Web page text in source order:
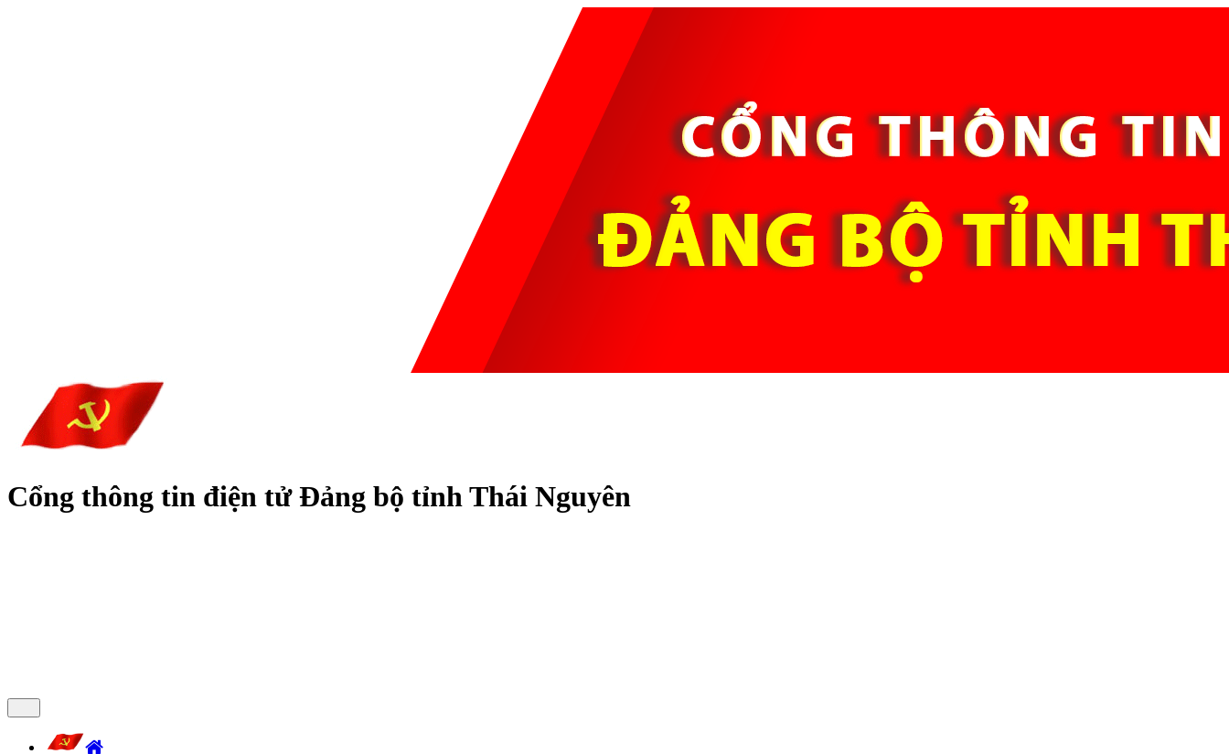
Cổng thông tin điện tử Đảng bộ tỉnh Thái Nguyên